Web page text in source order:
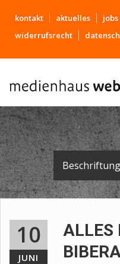
kontakt aktuelles jobs
widerrufsrecht
10
JUNI
ALLES